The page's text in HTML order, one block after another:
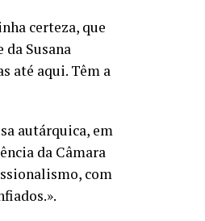
certeza, que
Susana
até aqui. Têm a
autárquica, em
da Câmara
com